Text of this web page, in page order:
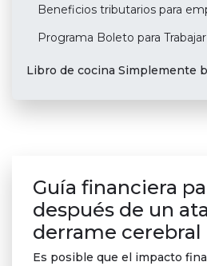
Beneficios tributarios para
Programa Boleto para Trabajar
Libro de cocina Simplemente
Guía financiera
después de un
derrame cerebral
Es posible que el impacto